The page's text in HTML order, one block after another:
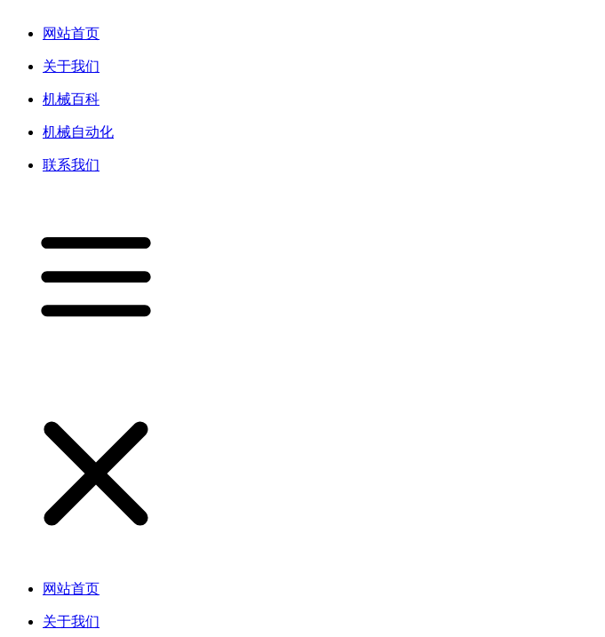
网站首页
关于我们
机械百科
机械自动化
联系我们
网站首页
关于我们